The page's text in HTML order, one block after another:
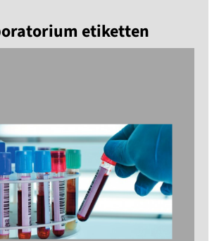
etiketten